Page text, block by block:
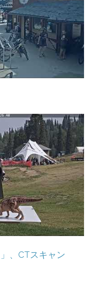
、CTスキャン